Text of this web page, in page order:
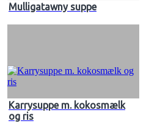
Mulligatawny suppe
Karrysuppe m. kokosmælk
og ris